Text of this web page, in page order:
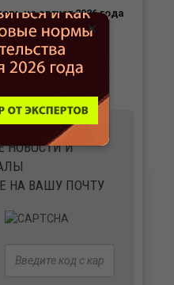
на август 2026 года
НОВОСТИ И
НА ВАШУ ПОЧТУ
×